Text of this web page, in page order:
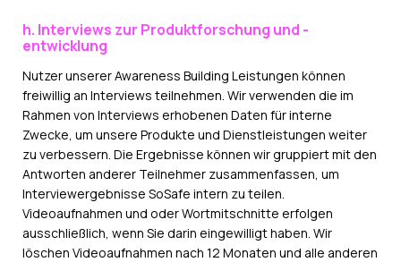
h. Interviews zur Produktforschung und -
entwicklung
Nutzer unserer Awareness Building Leistungen können
freiwillig an Interviews teilnehmen. Wir verwenden die im
Rahmen von Interviews erhobenen Daten für interne
Zwecke, um unsere Produkte und Dienstleistungen weiter
zu verbessern. Die Ergebnisse können wir gruppiert mit den
Antworten anderer Teilnehmer zusammenfassen, um
Interviewergebnisse SoSafe intern zu teilen.
Videoaufnahmen und oder Wortmitschnitte erfolgen
ausschließlich, wenn Sie darin eingewilligt haben. Wir
löschen Videoaufnahmen nach 12 Monaten und alle anderen